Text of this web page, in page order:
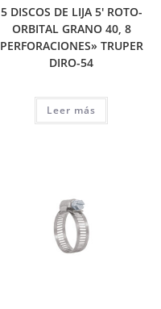
5 DISCOS DE LIJA 5′ ROTO-
ORBITAL GRANO 40, 8
PERFORACIONES» TRUPER
DIRO-54
Leer más